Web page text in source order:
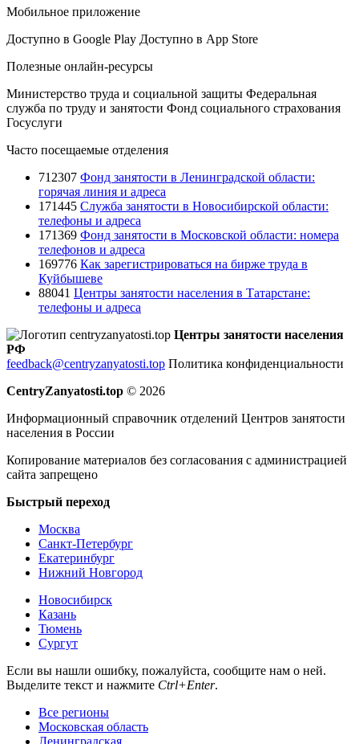
Мобильное приложение
Доступно в Google Play Доступно в App Store
Полезные онлайн-ресурсы
Министерство труда и социальной защиты Федеральная
служба по труду и занятости Фонд социального страхования
Госуслуги
Часто посещаемые отделения
712307 Фонд занятости в Ленинградской области:
горячая линия и адреса
171445 Служба занятости в Новосибирской области:
телефоны и адреса
171369 Фонд занятости в Московской области: номера
телефонов и адреса
169776 Как зарегистрироваться на бирже труда в
Куйбышеве
88041 Центры занятости населения в Татарстане:
телефоны и адреса
Центры занятости населения
РФ
feedback@centryzanyatosti.top Политика конфиденциальности
CentryZanyatosti.top © 2026
Информационный справочник отделений Центров занятости
населения в России
Копирование материалов без согласования с администрацией
сайта запрещено
Быстрый переход
Москва
Санкт-Петербург
Екатеринбург
Нижний Новгород
Новосибирск
Казань
Тюмень
Сургут
Если вы нашли ошибку, пожалуйста, сообщите нам о ней.
Выделите текст и нажмите Ctrl+Enter.
Все регионы
Московская область
Ленинградская